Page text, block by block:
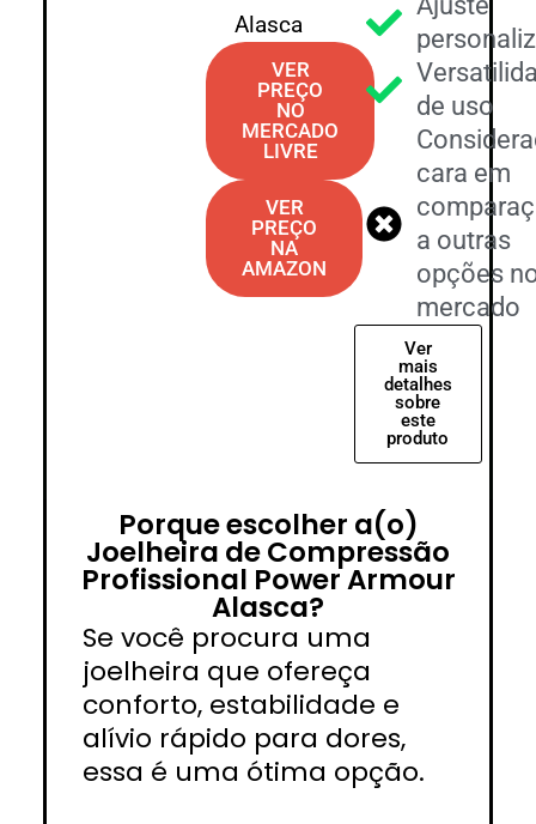
Alasca
VER
PREÇO
NO
MERCADO
LIVRE
VER
PREÇO
NA
AMAZON
de uso
cara em
a outras
opções
mercado
Ver
mais
detalhes
sobre
este
produto
Porque escolher a(o)
Joelheira de Compressão
Profissional Power Armour
Alasca?
Se você procura uma
joelheira que ofereça
conforto, estabilidade e
alívio rápido para dores,
essa é uma ótima opção.